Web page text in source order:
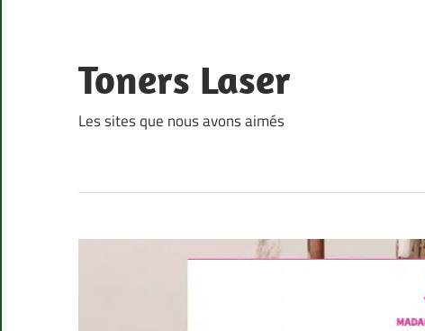
content
Toners Laser
Les sites que nous avons aimés